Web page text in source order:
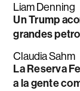
Liam Denning
Un Trump
grandes
Claudia Sahm
La Reserva
a la gente